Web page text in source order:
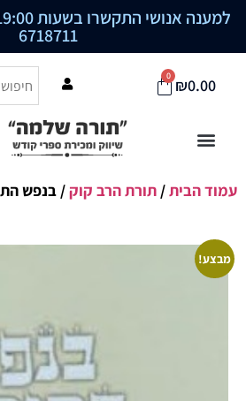
למענה אנושי התקשרו בשעות 09:00-19:00 לטלפון
6718711
₪0.00
0
עמוד הבית/ תורת הרב קוק/ בנפש
מבצע!